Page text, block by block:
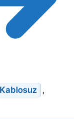
Kablosuz ,